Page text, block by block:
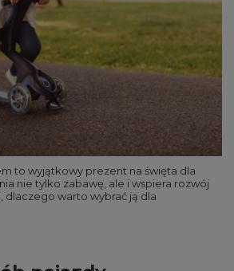
to wyjątkowy prezent na święta dla
nie tylko zabawę, ale i wspiera rozwój
dlaczego warto wybrać ją dla